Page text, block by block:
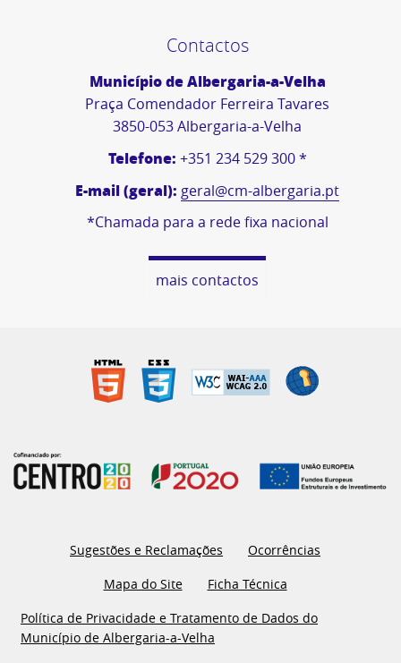
Contactos
Município de Albergaria-a-Velha
Praça Comendador Ferreira Tavares
3850-053 Albergaria-a-Velha
Telefone: +351 234 529 300 *
E-mail (geral): geral@cm-albergaria.pt
*Chamada para a rede fixa nacional
mais contactos
Sugestões e Reclamações
Ocorrências
Mapa do Site
Ficha Técnica
Política de Privacidade e Tratamento de Dados do
Município de Albergaria-a-Velha